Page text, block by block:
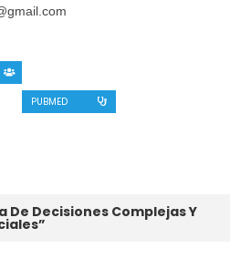
PUBMED
De Decisiones Complejas Y